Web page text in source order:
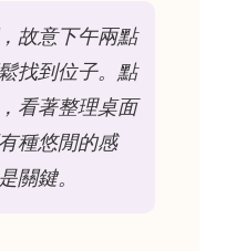
故意下午兩點
找到位子。點
看著整理桌面
種悠閒的感
關鍵。